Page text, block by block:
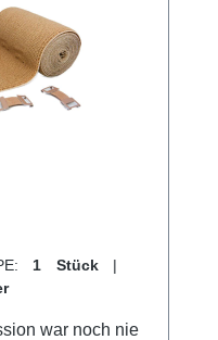
1 Stück |
war noch nie